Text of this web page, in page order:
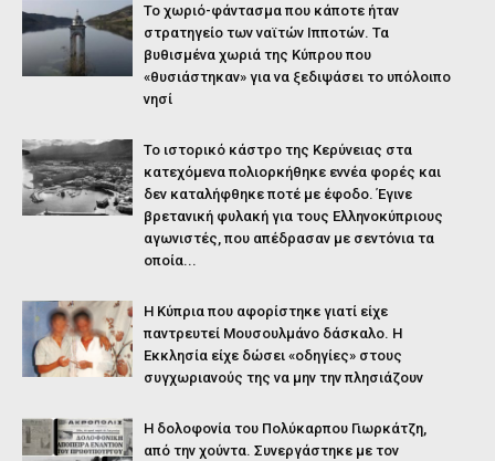
Το χωριό-φάντασμα που κάποτε ήταν
στρατηγείο των ναϊτών Ιπποτών. Τα
βυθισμένα χωριά της Κύπρου που
«θυσιάστηκαν» για να ξεδιψάσει το υπόλοιπο
νησί
Το ιστορικό κάστρο της Κερύνειας στα
κατεχόμενα πολιορκήθηκε εννέα φορές και
δεν καταλήφθηκε ποτέ με έφοδο. Έγινε
βρετανική φυλακή για τους Ελληνοκύπριους
αγωνιστές, που απέδρασαν με σεντόνια τα
οποία...
Η Κύπρια που αφορίστηκε γιατί είχε
παντρευτεί Μουσουλμάνο δάσκαλο. Η
Εκκλησία είχε δώσει «οδηγίες» στους
συγχωριανούς της να μην την πλησιάζουν
Η δολοφονία του Πολύκαρπου Γιωρκάτζη,
από την χούντα. Συνεργάστηκε με τον